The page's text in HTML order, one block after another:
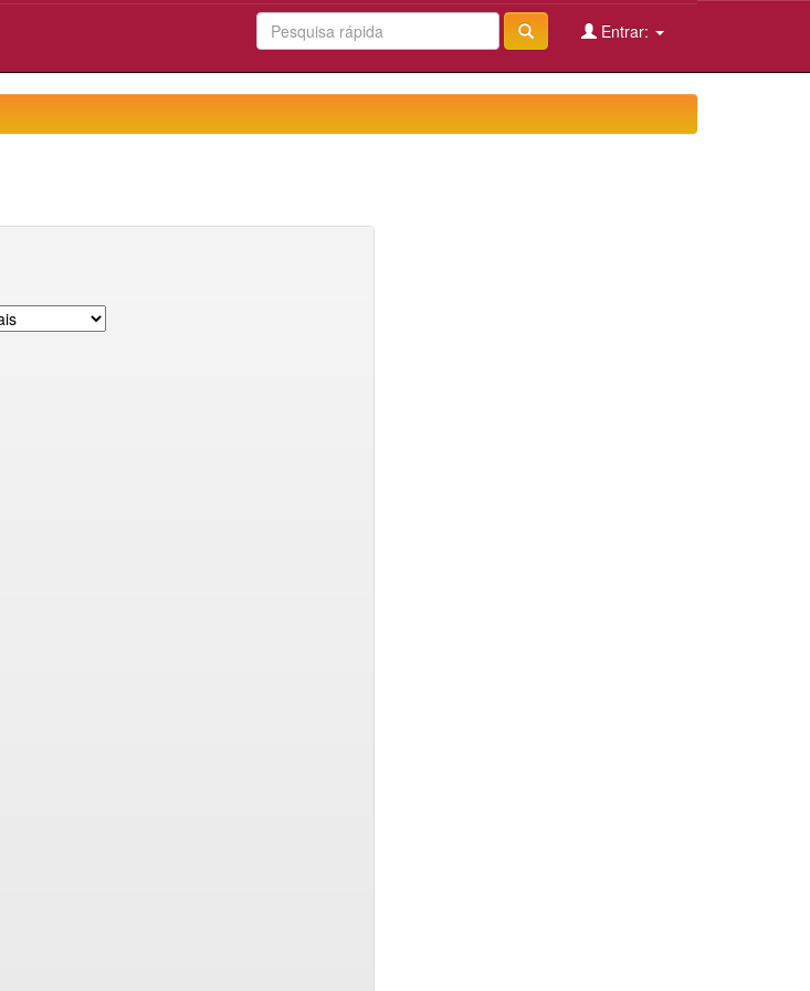
Entrar: